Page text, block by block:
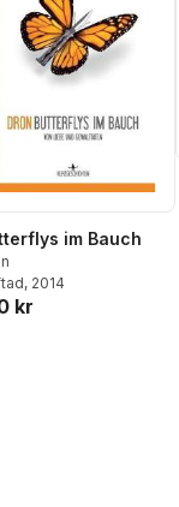
im Bauch
, 2014
kr